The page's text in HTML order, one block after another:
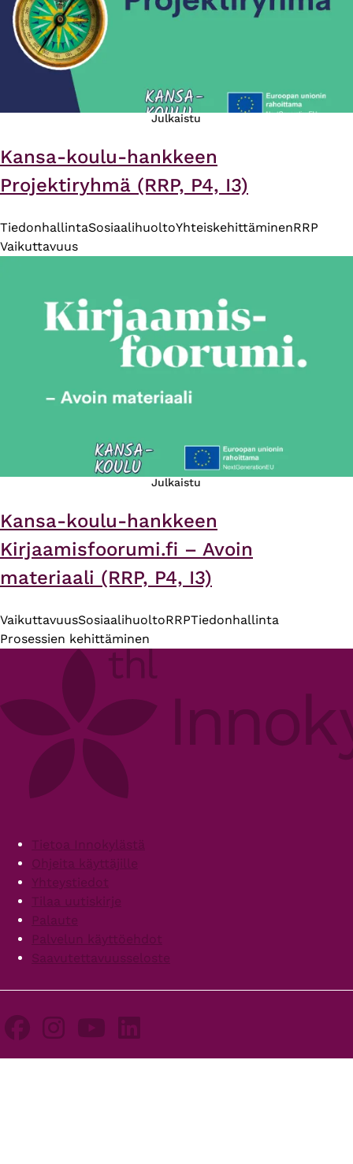
Julkaistu
Kansa-koulu-hankkeen
Projektiryhmä (RRP, P4, I3)
TiedonhallintaSosiaalihuoltoYhteiskehittäminenRRP
Vaikuttavuus
Julkaistu
Kansa-koulu-hankkeen
Kirjaamisfoorumi.fi – Avoin
materiaali (RRP, P4, I3)
VaikuttavuusSosiaalihuoltoRRPTiedonhallinta
Prosessien kehittäminen
FooterTietoa Innokylästä
Ohjeita käyttäjille
Yhteystiedot
Tilaa uutiskirje
Palaute
Palvelun käyttöehdot
Saavutettavuusseloste